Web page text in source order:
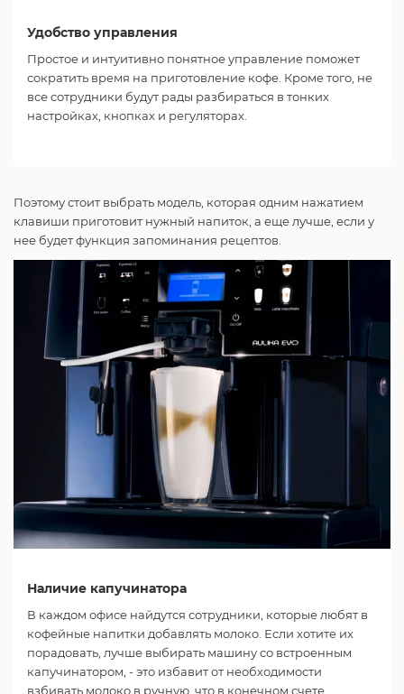
Удобство управления
Простое и интуитивно понятное управление поможет
сократить время на приготовление кофе. Кроме того, не
все сотрудники будут рады разбираться в тонких
настройках, кнопках и регуляторах.
Поэтому стоит выбрать модель, которая одним нажатием
клавиши приготовит нужный напиток, а еще лучше, если у
нее будет функция запоминания рецептов.
Наличие капучинатора
В каждом офисе найдутся сотрудники, которые любят в
кофейные напитки добавлять молоко. Если хотите их
порадовать, лучше выбирать машину со встроенным
капучинатором, - это избавит от необходимости
взбивать молоко в ручную, что в конечном счете